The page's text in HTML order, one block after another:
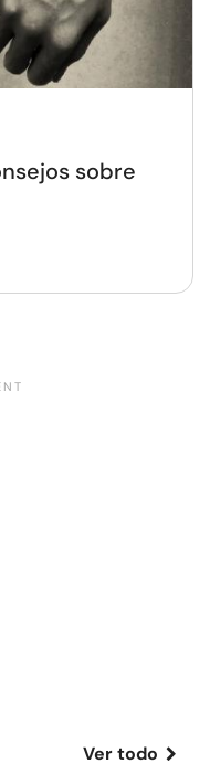
sobre
Ver todo